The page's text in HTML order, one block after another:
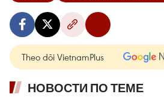
Theo dõi VietnamPlus
НОВОСТИ ПО ТЕМЕ